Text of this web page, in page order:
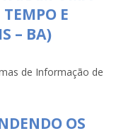
E
– BA)
de Informação de
OS